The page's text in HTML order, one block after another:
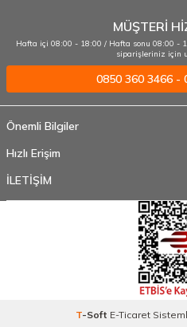
MÜŞTERİ
Hafta içi 08:00 - 18:00 / Hafta sonu 08:00 -
siparişleriniz için
0850 360 3466 -
Önemli Bilgiler
Hızlı Erişim
İLETİŞİM
T-Soft E-Ticaret